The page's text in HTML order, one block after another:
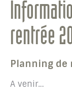
rentrée
Planning de
A venir…